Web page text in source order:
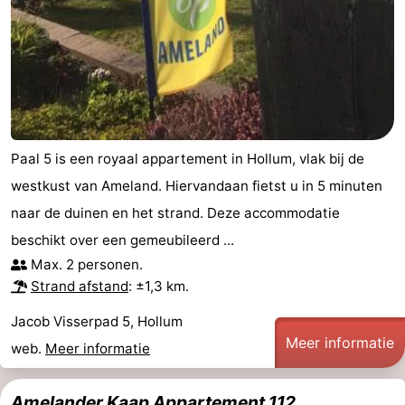
Musea
-
Monumenten
Kerken
-
Molens
-
Uitkijkpunten
Attracties
Rondvaarten
-
Speeltuinen
-
Paal 5 is een royaal appartement in Hollum, vlak bij de
westkust van Ameland. Hiervandaan fietst u in 5 minuten
naar de duinen en het strand. Deze accommodatie
beschikt over een gemeubileerd ...
Max. 2 personen.
Strand afstand: ±1,3 km.
Jacob Visserpad 5, Hollum
web. Meer informatie Meer informatie